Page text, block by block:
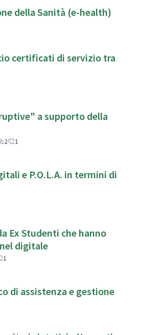
della Sanità (e-health)
certificati di servizio tra
a supporto della
2 1
e P.O.L.A. in termini di
Ex Studenti che hanno
digitale
1
di assistenza e gestione